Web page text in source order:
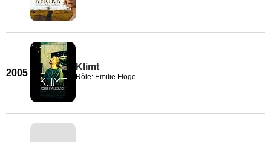
2005
Klimt
Rôle: Emilie Flöge